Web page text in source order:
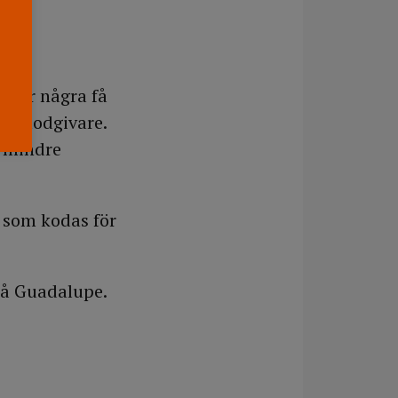
för några få
blodgivare.
kodas för
Guadalupe.